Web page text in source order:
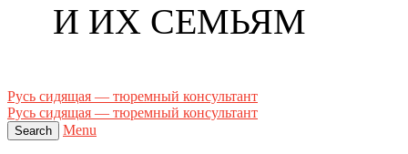
И ИХ СЕМЬЯМ
Русь сидящая — тюремный консультант
Русь сидящая — тюремный консультант
Search Menu